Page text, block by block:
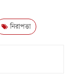
নিরাপত্তা